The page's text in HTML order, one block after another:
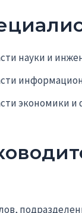
науки и
экономики и